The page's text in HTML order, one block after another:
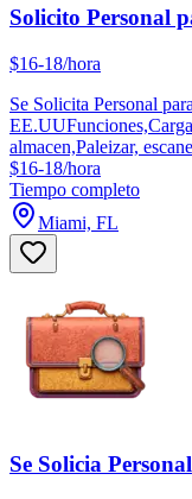
Solicito Personal
$16-18/hora
Se Solicita Personal
almacen,Paleizar,
$16-18/hora
Tiempo completo
Miami, FL
Se Solicia Personal